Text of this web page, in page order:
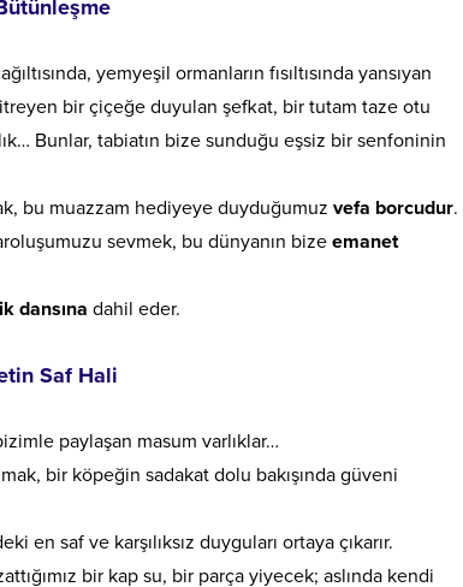
yemyeşil ormanların fısıltısında yansıyan
bir çiçeğe duyulan şefkat, bir tutam taze otu
Bunlar, tabiatın bize sunduğu eşsiz bir senfoninin
bu muazzam hediyeye duyduğumuz vefa borcudur.
sevmek, bu dünyanın bize emanet
dansına dahil eder.
Saf Hali
paylaşan masum varlıklar…
bir köpeğin sadakat dolu bakışında güveni
en saf ve karşılıksız duyguları ortaya çıkarır.
bir kap su, bir parça yiyecek; aslında kendi